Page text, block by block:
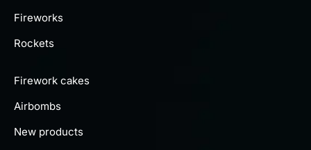
Fireworks
Rockets
Firework cakes
Airbombs
New products